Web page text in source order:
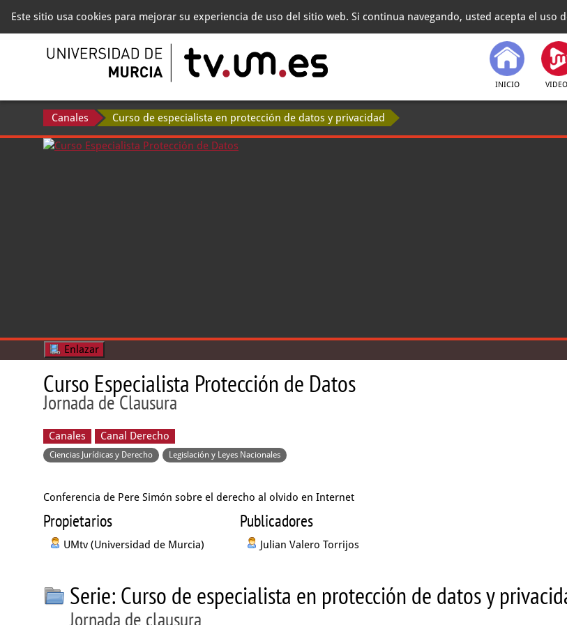
Este sitio usa cookies para mejorar su experiencia de uso del sitio web. Si continua navegando, usted acepta el uso
INICIO
Canales Curso de especialista en protección de datos y privacidad
Enlazar
Curso Especialista Protección de Datos
Jornada de Clausura
Canales Canal Derecho
Ciencias Jurídicas y Derecho Legislación y Leyes Nacionales
Conferencia de Pere Simón sobre el derecho al olvido en Internet
Propietarios
UMtv (Universidad de Murcia)
Publicadores
Julian Valero Torrijos
Serie: Curso de especialista en protección de datos y
Jornada de clausura